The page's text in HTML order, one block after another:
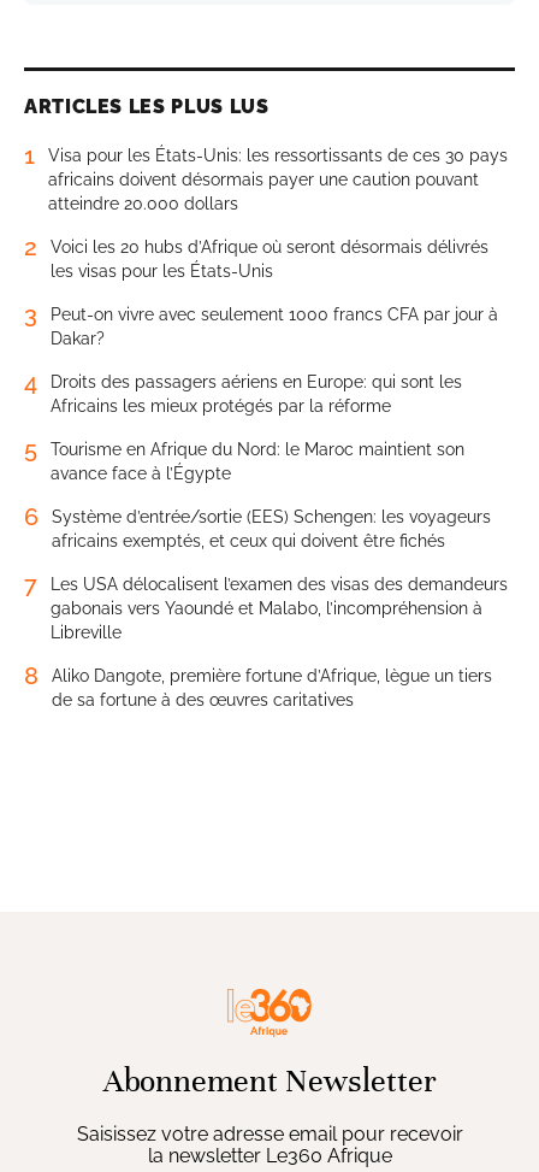
ARTICLES LES PLUS LUS
1
Visa pour les États-Unis: les ressortissants de ces 30 pays
africains doivent désormais payer une caution pouvant
atteindre 20.000 dollars
2
Voici les 20 hubs d’Afrique où seront désormais délivrés
les visas pour les États-Unis
3
Peut-on vivre avec seulement 1000 francs CFA par jour à
Dakar?
4
Droits des passagers aériens en Europe: qui sont les
Africains les mieux protégés par la réforme
5
Tourisme en Afrique du Nord: le Maroc maintient son
avance face à l’Égypte
6
Système d’entrée/sortie (EES) Schengen: les voyageurs
africains exemptés, et ceux qui doivent être fichés
7
Les USA délocalisent l’examen des visas des demandeurs
gabonais vers Yaoundé et Malabo, l’incompréhension à
Libreville
8
Aliko Dangote, première fortune d’Afrique, lègue un tiers
de sa fortune à des œuvres caritatives
Abonnement Newsletter
Saisissez votre adresse email pour recevoir
la newsletter Le360 Afrique